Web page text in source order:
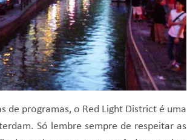
de programas, o Red Light District é uma
Só lembre sempre de respeitar as